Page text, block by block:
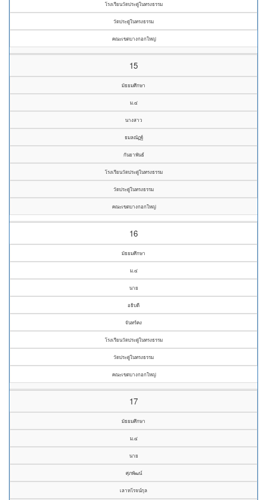
โรงเรียนวัดประดู่ในทรงธรรม
วัดประดู่ในทรงธรรม
คณะเขตบางกอกใหญ่
15
มัธยมศึกษา
ม.๔
นางสาว
ธมลณัฏฐ์
กันยาพันธ์
โรงเรียนวัดประดู่ในทรงธรรม
วัดประดู่ในทรงธรรม
คณะเขตบางกอกใหญ่
16
มัธยมศึกษา
ม.๔
นาย
อธิบดี
จันทร์คง
โรงเรียนวัดประดู่ในทรงธรรม
วัดประดู่ในทรงธรรม
คณะเขตบางกอกใหญ่
17
มัธยมศึกษา
ม.๔
นาย
ศุภพัฒน์
เลาหโรจน์กุล